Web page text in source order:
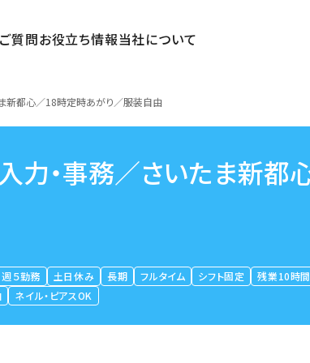
質問お役立ち情報当社について
ま新都心／18時定時あがり／服装自由
力・事務／さいたま新都
週５勤務 土日休み 長期 フルタイム シフト固定
残業10時
ネイル・ピアスOK